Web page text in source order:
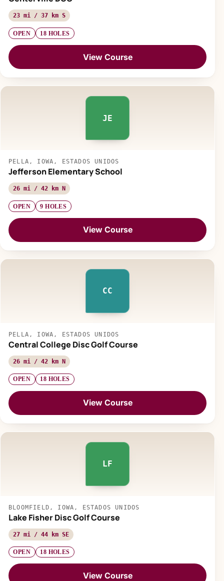
23 mi / 37 km S
OPEN 18 HOLES
View Course
JE
PELLA, IOWA, ESTADOS UNIDOS
Jefferson Elementary School
26 mi / 42 km N
OPEN 9 HOLES
View Course
CC
PELLA, IOWA, ESTADOS UNIDOS
Central College Disc Golf Course
26 mi / 42 km N
OPEN 18 HOLES
View Course
LF
BLOOMFIELD, IOWA, ESTADOS UNIDOS
Lake Fisher Disc Golf Course
27 mi / 44 km SE
OPEN 18 HOLES
View Course